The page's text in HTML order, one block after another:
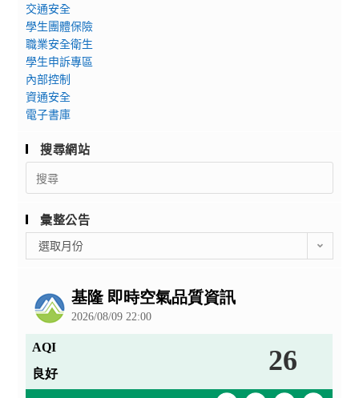
交通安全
學生團體保險
職業安全衛生
學生申訴專區
內部控制
資通安全
電子書庫
搜尋網站
Search
for:
彙整公告
整
選取月份